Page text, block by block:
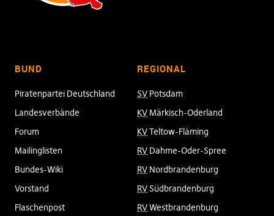
BUND
Piratenpartei Deutschland
Landesverbände
Forum
Mailinglisten
Bundes-Wiki
Vorstand
Flaschenpost
REGIONAL
SV Potsdam
KV Märkisch-Oderland
KVTeltow-Fläming
RV Dahme-Oder-Spree
RV Nordbrandenburg
RV Südbrandenburg
RVWestbrandenburg